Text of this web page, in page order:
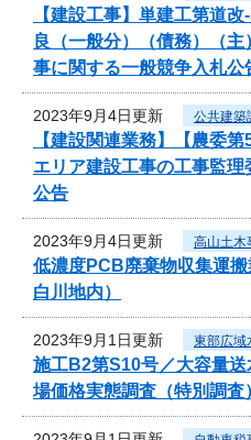
【建設工事】単建工第道
良（一般分）（債務）（
事に関する一般競争入札公
2023年9月4日更新 公共建築
【建設関連業務】【農委
エリア建設工事の工事監
公告
2023年9月4日更新 高山土木
低濃度PCB廃棄物収集運
白川地内）
2023年9月1日更新 東部広域
施工B2第S10号／大容量
場価格実態調査（特別調査